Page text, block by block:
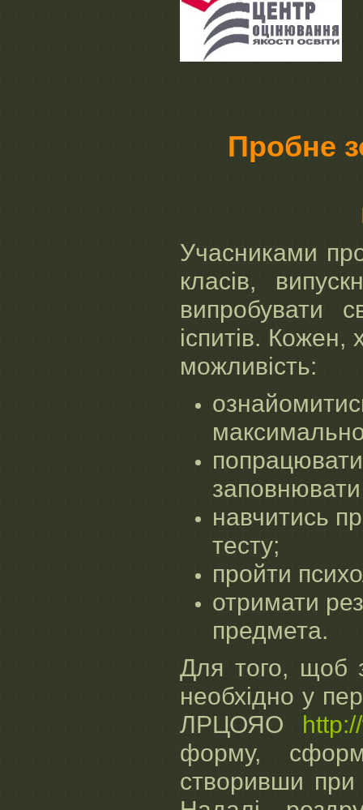
Пробне
Учасниками
класів,
випробувати
іспитів.
можливість:
навчитись
тесту;
пройти
отримати
предмета.
Для того, щоб
необхідно у
ЛРЦОЯО
форму,
створивши